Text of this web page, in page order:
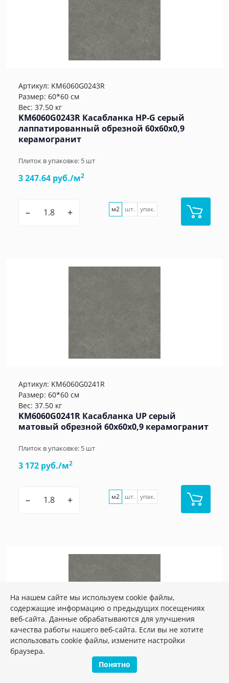
Артикул: KM6060G0243R
Размер: 60*60 см
Вес: 37.50 кг
KM6060G0243R Касабланка HP-G серый
лаппатированный обрезной 60x60x0,9
керамогранит
Плиток в упаковке: 5 шт
3 247.64 руб./м2
– + м2 шт. упак.
Артикул: KM6060G0241R
Размер: 60*60 см
Вес: 37.50 кг
KM6060G0241R Касабланка UP серый
матовый обрезной 60x60x0,9 керамогранит
Плиток в упаковке: 5 шт
3 172 руб./м2
– + м2 шт. упак.
KM6060G0233R
На нашем сайте мы используем cookie файлы,
содержащие информацию о предыдущих посещениях
веб-сайта. Данные обрабатываются для улучшения
качества работы нашего веб-сайта. Если вы не хотите
использовать cookie файлы, измените настройки
браузера.
Понятно